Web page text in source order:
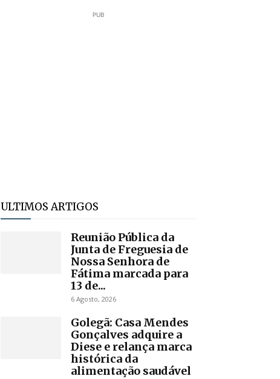
PUB
ULTIMOS ARTIGOS
Reunião Pública da
Junta de Freguesia de
Nossa Senhora de
Fátima marcada para
13 de...
6 Agosto, 2026
Golegã: Casa Mendes
Gonçalves adquire a
Diese e relança marca
histórica da
alimentação saudável